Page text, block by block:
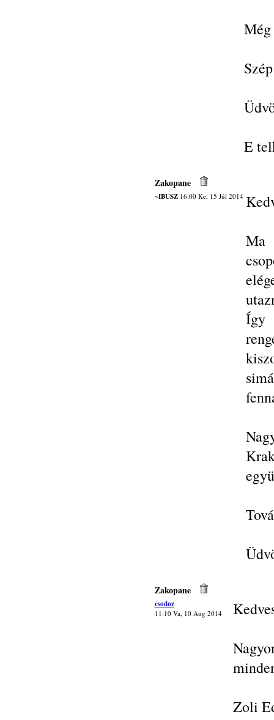
Még
E
Zakopane
~IBUSZ16:00 Ke, 15 Júl 2014
Ma
Így
Zakopane
csodoz
11:10 Va, 10 Aug 2014
Zoli